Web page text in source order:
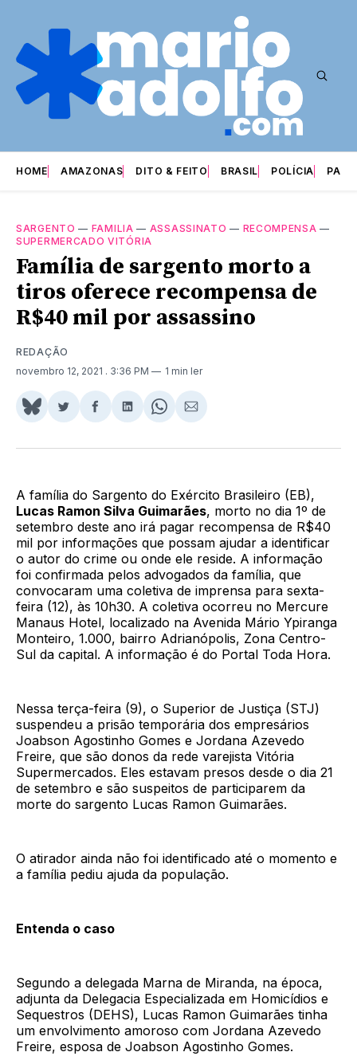
HOME AMAZONAS DITO & FEITO BRASIL POLÍCIA
SARGENTO — FAMILIA — ASSASSINATO — RECOMPENSA —
SUPERMERCADO VITÓRIA
Família de sargento morto a
tiros oferece recompensa de
R$40 mil por assassino
REDAÇÃO
novembro 12, 2021 . 3:36 PM 1 min ler
Share
BlueSky
Compartilhar
Twitter
Compartilhar
Facebook
Compartilhar
LinkedIn
Share
WhatsApp
Compartilhar
Email
A família do Sargento do Exército Brasileiro (EB),
Lucas Ramon Silva Guimarães, morto no dia 1º de
setembro deste ano irá pagar recompensa de R$40
mil por informações que possam ajudar a identificar
o autor do crime ou onde ele reside. A informação
foi confirmada pelos advogados da família, que
convocaram uma coletiva de imprensa para sexta-
feira (12), às 10h30. A coletiva ocorreu no Mercure
Manaus Hotel, localizado na Avenida Mário Ypiranga
Monteiro, 1.000, bairro Adrianópolis, Zona Centro-
Sul da capital. A informação é do Portal Toda Hora.
Nessa terça-feira (9), o Superior de Justiça (STJ)
suspendeu a prisão temporária dos empresários
Joabson Agostinho Gomes e Jordana Azevedo
Freire, que são donos da rede varejista Vitória
Supermercados. Eles estavam presos desde o dia 21
de setembro e são suspeitos de participarem da
morte do sargento Lucas Ramon Guimarães.
O atirador ainda não foi identificado até o momento e
a família pediu ajuda da população.
Entenda o caso
Segundo a delegada Marna de Miranda, na época,
adjunta da Delegacia Especializada em Homicídios e
Sequestros (DEHS), Lucas Ramon Guimarães tinha
um envolvimento amoroso com Jordana Azevedo
Freire, esposa de Joabson Agostinho Gomes.